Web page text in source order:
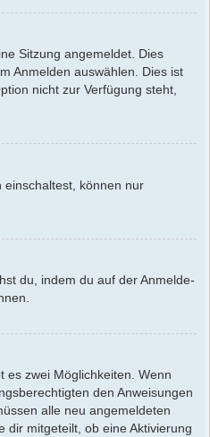
Sitzung angemeldet. Dies
Anmelden auswählen. Dies ist
nicht zur Verfügung steht,
einschaltest, können nur
du, indem du auf der Anmelde-
es zwei Möglichkeiten. Wenn
den Anweisungen
alle neu angemeldeten
dir mitgeteilt, ob eine Aktivierung